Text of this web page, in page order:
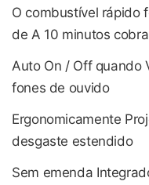
O combustível rápido
de A 10 minutos
Auto On / Off quando
fones de ouvido
Ergonomicamente
desgaste estendido
Sem emenda